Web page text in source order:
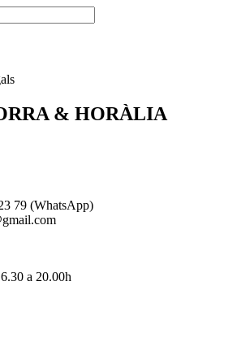
& HORÀLIA
79 (WhatsApp)
a 20.00h